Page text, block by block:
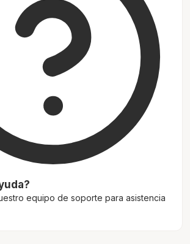
equipo de soporte para asistencia